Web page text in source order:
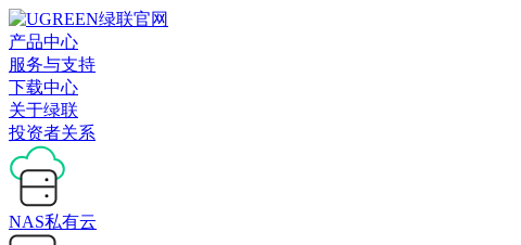
产品中心
服务与支持
下载中心
关于绿联
投资者关系
NAS私有云